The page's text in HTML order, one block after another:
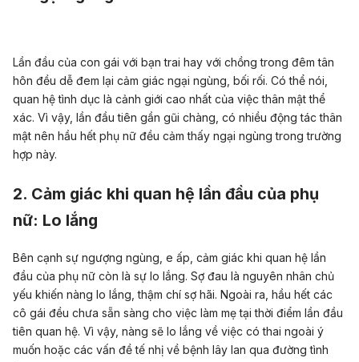
Lần đầu của con gái với bạn trai hay với chồng trong đêm tân
hôn đều dễ đem lại cảm giác ngại ngùng, bối rối. Có thể nói,
quan hệ tình dục là cảnh giới cao nhất của việc thân mật thể
xác. Vì vậy, lần đầu tiên gần gũi chàng, có nhiều động tác thân
mật nên hầu hết phụ nữ đều cảm thấy ngại ngùng trong trường
hợp này.
2. Cảm giác khi quan hệ lần đầu của phụ
nữ: Lo lắng
Bên cạnh sự ngượng ngùng, e ấp, cảm giác khi quan hệ lần
đầu của phụ nữ còn là sự lo lắng. Sợ đau là nguyên nhân chủ
yếu khiến nàng lo lắng, thậm chí sợ hãi. Ngoài ra, hầu hết các
cô gái đều chưa sẵn sàng cho việc làm mẹ tại thời điểm lần đầu
tiên quan hệ. Vì vậy, nàng sẽ lo lắng về việc có thai ngoài ý
muốn hoặc các vấn đề tế nhị về bệnh lây lan qua đường tình